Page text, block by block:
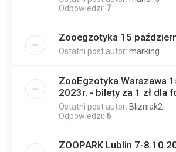
Odpowiedzi: 7
Zooegzotyka 15
Ostatni post autor: marking
ZooEgzotyka Warszawa
2023r. - bilety za 1 zł dla
Ostatni post autor: Blizniak2
Odpowiedzi: 6
ZOOPARK Lublin 7-